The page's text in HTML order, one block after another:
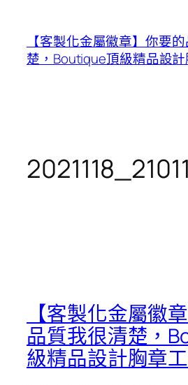
【客製化金屬徽章】你要
楚，Boutique頂級精品設
【客製化金屬徽
品質我很清楚，
級精品設計胸章